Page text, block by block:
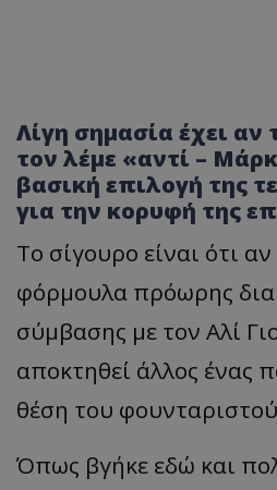
Λίγη σημασία έχει
τον λέμε «αντί –
βασική επιλογή της
για την κορυφή της
Το σίγουρο είναι ότι
φόρμουλα πρόωρης
σύμβασης με τον Αλί
αποκτηθεί άλλος ένας
θέση του
Όπως βγήκε εδώ και